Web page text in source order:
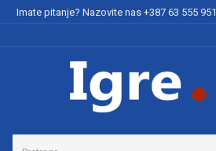
Imate pitanje? Nazovite nas +387 63 555 951